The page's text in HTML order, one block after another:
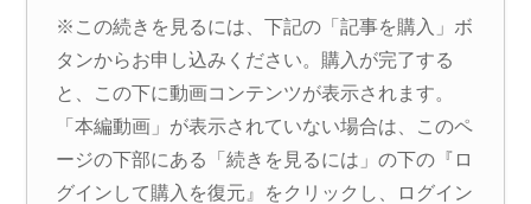
※この続きを見るには、下記の「記事を購入」ボ
タンからお申し込みください。購入が完了する
と、この下に動画コンテンツが表示されます。
「本編動画」が表示されていない場合は、このペ
ージの下部にある「続きを見るには」の下の『ロ
グインして購入を復元』をクリックし、ログイン